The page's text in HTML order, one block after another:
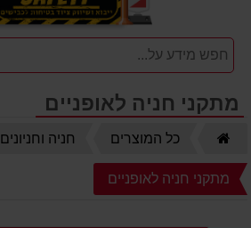
מתקני חניה לאופניים
כל המוצרים חניה וחניונים
מתקני חניה לאופניים